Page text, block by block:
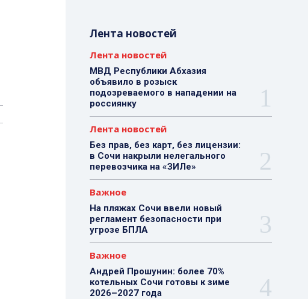
Лента новостей
Лента новостей
МВД Республики Абхазия
объявило в розыск
подозреваемого в нападении на
россиянку
Лента новостей
Без прав, без карт, без лицензии:
в Сочи накрыли нелегального
перевозчика на «ЗИЛе»
Важное
На пляжах Сочи ввели новый
регламент безопасности при
угрозе БПЛА
Важное
Андрей Прошунин: более 70%
котельных Сочи готовы к зиме
2026–2027 года